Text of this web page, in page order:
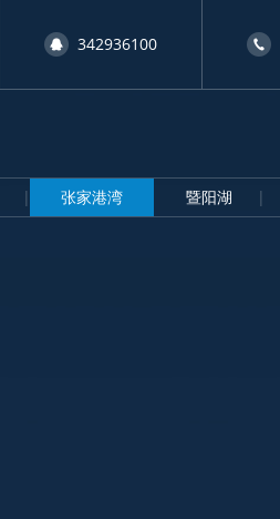
342936100
张家港湾 暨阳湖